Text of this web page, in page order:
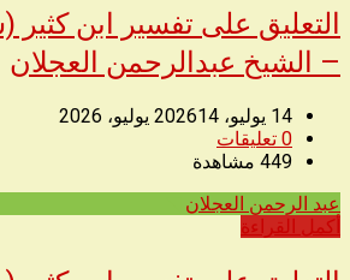
التعليق على تفسير ابن
– الشيخ عبدالرحمن العجلان
14 يوليو، 2026
14 يوليو، 2026
0 تعليقات
449 مشاهدة
عبد الرحمن العجلان
أكمل القراءة